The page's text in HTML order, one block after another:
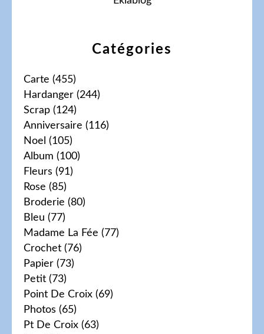
Catégories
Carte (455)
Hardanger (244)
Scrap (124)
Anniversaire (116)
Noel (105)
Album (100)
Fleurs (91)
Rose (85)
Broderie (80)
Bleu (77)
Madame La Fée (77)
Crochet (76)
Papier (73)
Petit (73)
Point De Croix (69)
Photos (65)
Pt De Croix (63)